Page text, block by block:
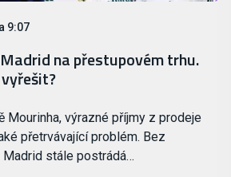
9:07
na přestupovém trhu.
Mourinha, výrazné příjmy z prodeje
přetrvávající problém. Bez
Madrid stále postrádá…